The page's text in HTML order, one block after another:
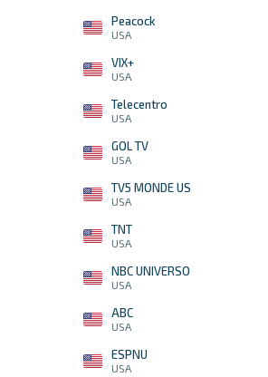
Peacock
USA
VIX+
USA
Telecentro
USA
GOL TV
USA
TV5 MONDE US
USA
TNT
USA
NBC UNIVERSO
USA
ABC
USA
ESPNU
USA